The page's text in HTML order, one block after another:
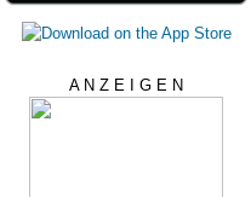
A N Z E I G E N